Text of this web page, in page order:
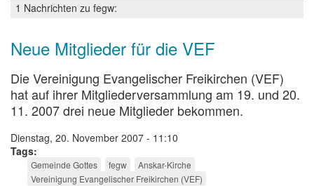
1 Nachrichten zu fegw:
Neue Mitglieder für die VEF
Die Vereinigung Evangelischer Freikirchen (VEF)
hat auf ihrer Mitgliederversammlung am 19. und 20.
11. 2007 drei neue Mitglieder bekommen.
Dienstag, 20. November 2007 - 11:10
Tags
Gemeinde Gottes fegw
Anskar-Kirche
Vereinigung Evangelischer Freikirchen (VEF)